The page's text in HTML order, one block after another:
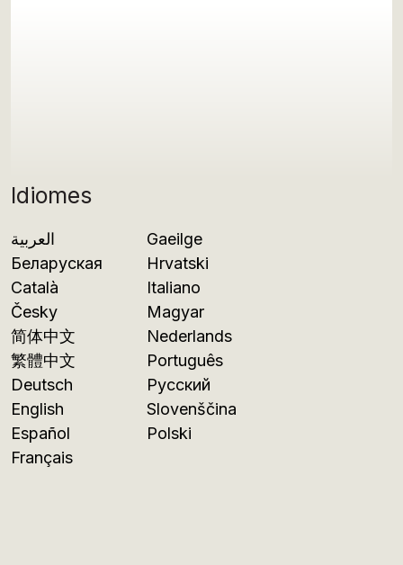
Idiomes
العربية
Беларуская
Català
Česky
简体中文
繁體中文
Deutsch
English
Español
Français
Gaeilge
Hrvatski
Italiano
Magyar
Nederlands
Português
Русский
Slovenščina
Polski